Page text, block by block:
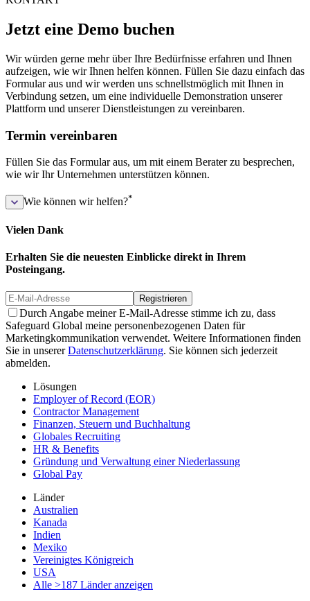
Jetzt eine Demo buchen
Wir würden gerne mehr über Ihre Bedürfnisse erfahren und Ihnen
aufzeigen, wie wir Ihnen helfen können. Füllen Sie dazu einfach das
Formular aus und wir werden uns schnellstmöglich mit Ihnen in
Verbindung setzen, um eine individuelle Demonstration unserer
Plattform und unserer Dienstleistungen zu vereinbaren.
Termin vereinbaren
Füllen Sie das Formular aus, um mit einem Berater zu besprechen,
wie wir Ihr Unternehmen unterstützen können.
Wie können wir helfen?*
Vielen Dank
Erhalten Sie die neuesten Einblicke direkt in Ihrem
Posteingang.
Registrieren
Durch Angabe meiner E-Mail-Adresse stimme ich zu, dass
Safeguard Global meine personenbezogenen Daten für
Marketingkommunikation verwendet. Weitere Informationen finden
Sie in unsererDatenschutzerklärung. Sie können sich jederzeit
abmelden.
Lösungen
Employer of Record (EOR)
Contractor Management
Finanzen, Steuern und Buchhaltung
Globales Recruiting
HR & Benefits
Gründung und Verwaltung einer Niederlassung
Global Pay
Länder
Australien
Kanada
Indien
Mexiko
Vereinigtes Königreich
USA
Alle >187 Länder anzeigen